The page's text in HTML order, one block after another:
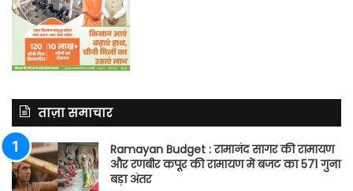
ताज़ा समाचार
Ramayan Budget : रामानंद सागर की रामायण
और रणबीर कपूर की रामायण में बजट का 571 गुना
बड़ा अंतर